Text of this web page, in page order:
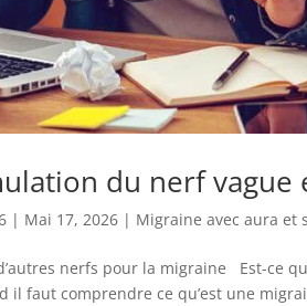
du nerf vague
| Mai 17, 2026 | Migraine avec aura et
nerfs pour la migraine Est-ce
il faut comprendre ce qu’est une